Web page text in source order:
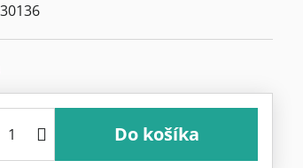
Do košíka